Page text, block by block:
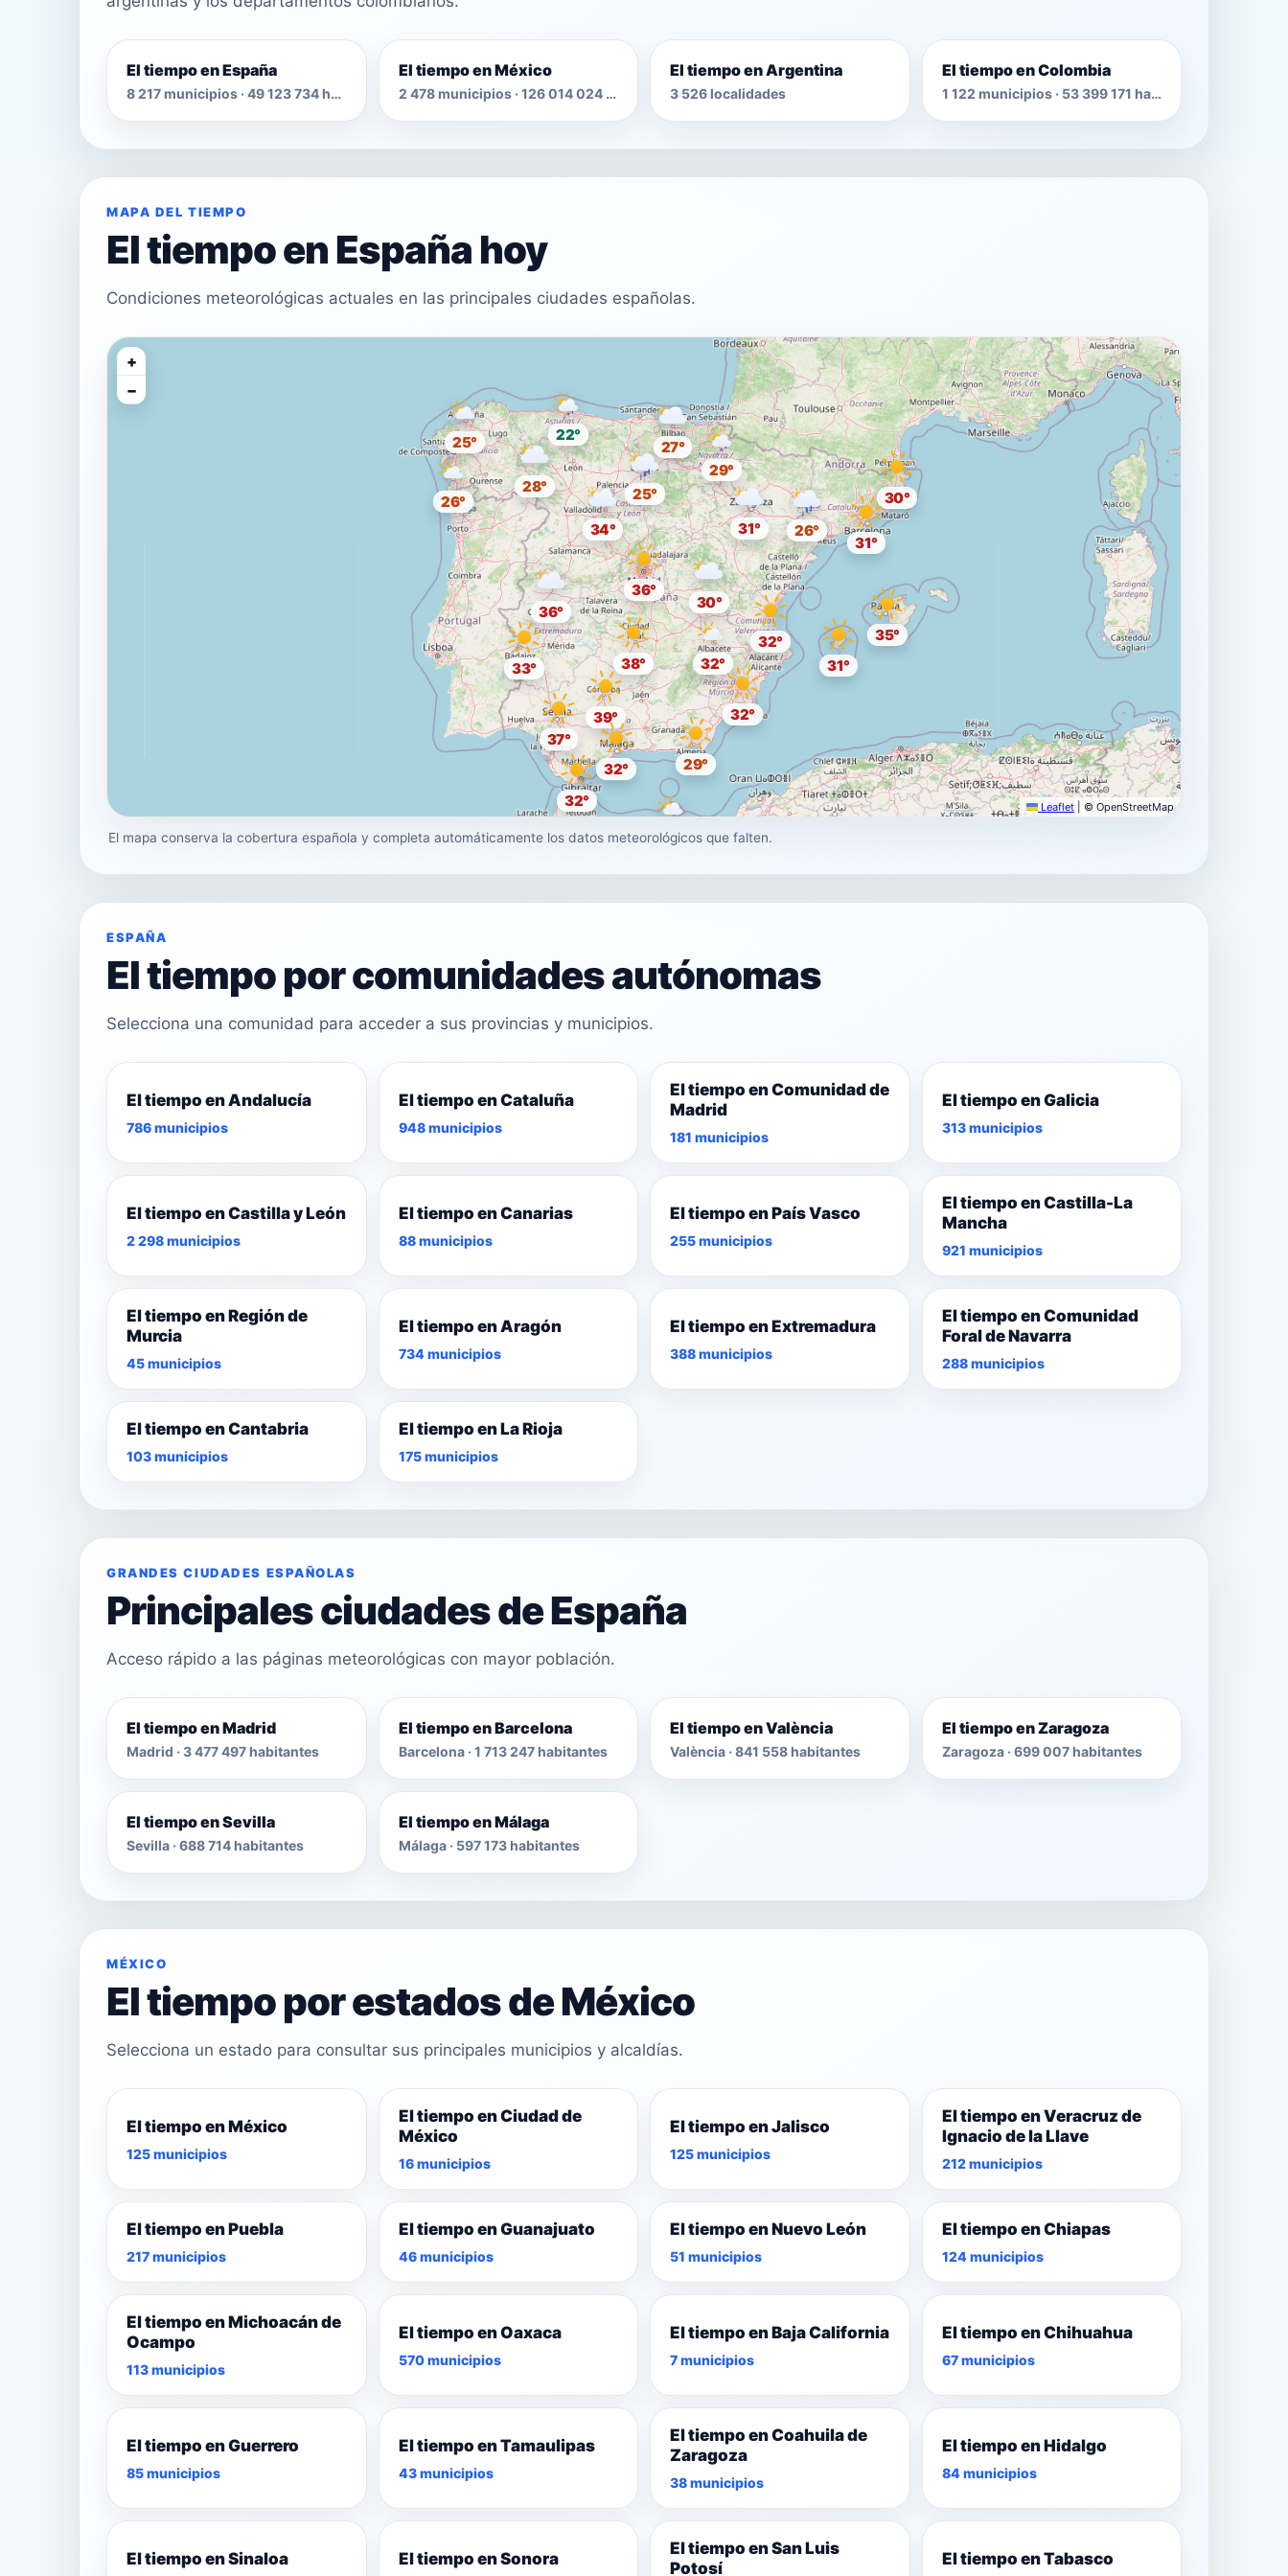
El tiempo en España
8 217 municipios · 49 123 734 habitantes
El tiempo en México
2 478 municipios · 126 014 024 habitantes
El tiempo en Argentina
3 526 localidades
El tiempo en Colombia
1 122 municipios · 53 399 171 habitantes
MAPA DEL TIEMPO
El tiempo en España hoy
Condiciones meteorológicas actuales en las principales ciudades españolas.
36°
31°
32°
31°
37°
32°
32°
35°
29°
27°
39°
34°
26°
22°
25°
29°
29°
25°
32°
33°
26°
32°
28°
30°
38°
28°
31°
30°
30°
36°
+
−
Leaflet © OpenStreetMap
El mapa conserva la cobertura española y completa automáticamente los datos meteorológicos que falten.
ESPAÑA
El tiempo por comunidades autónomas
Selecciona una comunidad para acceder a sus provincias y municipios.
El tiempo en Andalucía
786 municipios
El tiempo en Cataluña
948 municipios
El tiempo en Comunidad de
Madrid
181 municipios
El tiempo en Galicia
313 municipios
El tiempo en Castilla y León
2 298 municipios
El tiempo en Canarias
88 municipios
El tiempo en País Vasco
255 municipios
El tiempo en Castilla-La
Mancha
921 municipios
El tiempo en Región de
Murcia
45 municipios
El tiempo en Aragón
734 municipios
El tiempo en Extremadura
388 municipios
El tiempo en Comunidad
Foral de Navarra
288 municipios
El tiempo en Cantabria
103 municipios
El tiempo en La Rioja
175 municipios
GRANDES CIUDADES ESPAÑOLAS
Principales ciudades de España
Acceso rápido a las páginas meteorológicas con mayor población.
El tiempo en Madrid
Madrid · 3 477 497 habitantes
El tiempo en Barcelona
Barcelona · 1 713 247 habitantes
El tiempo en València
València · 841 558 habitantes
El tiempo en Zaragoza
Zaragoza · 699 007 habitantes
El tiempo en Sevilla
Sevilla · 688 714 habitantes
El tiempo en Málaga
Málaga · 597 173 habitantes
MÉXICO
El tiempo por estados de México
Selecciona un estado para consultar sus principales municipios y alcaldías.
El tiempo en México
125 municipios
El tiempo en Ciudad de
México
16 municipios
El tiempo en Jalisco
125 municipios
El tiempo en Veracruz de
Ignacio de la Llave
212 municipios
El tiempo en Puebla
217 municipios
El tiempo en Guanajuato
46 municipios
El tiempo en Nuevo León
51 municipios
El tiempo en Chiapas
124 municipios
El tiempo en Michoacán de
Ocampo
113 municipios
El tiempo en Oaxaca
570 municipios
El tiempo en Baja California
7 municipios
El tiempo en Chihuahua
67 municipios
El tiempo en Guerrero
85 municipios
El tiempo en Tamaulipas
43 municipios
El tiempo en Coahuila de
Zaragoza
38 municipios
El tiempo en Hidalgo
84 municipios
El tiempo en Sinaloa El tiempo en Sonora
El tiempo en San Luis
Potosí
El tiempo en Tabasco